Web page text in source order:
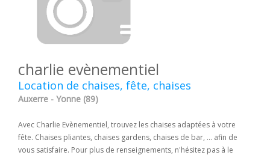
charlie evènementiel
Location de chaises, fête, chaises
Auxerre - Yonne (89)
Avec Charlie Evènementiel, trouvez les chaises adaptées à votre
fête. Chaises pliantes, chaises gardens, chaises de bar, ... afin de
vous satisfaire. Pour plus de renseignements, n'hésitez pas à le